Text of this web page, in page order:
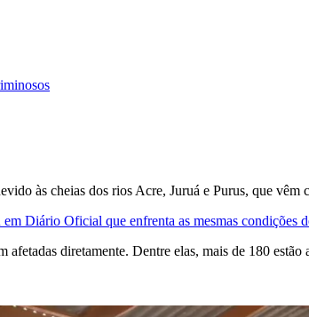
às cheias dos rios Acre, Juruá e Purus, que vêm
Diário Oficial que enfrenta as mesmas condições
diretamente. Dentre elas, mais de 180 estão